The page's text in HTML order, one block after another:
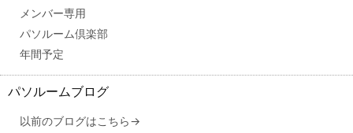
メンバー専用
パソルーム倶楽部
年間予定
パソルームブログ
以前のブログはこちら→